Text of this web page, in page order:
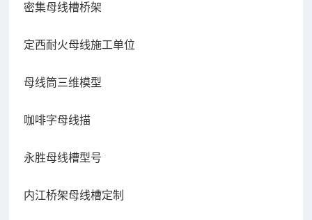
密集母线槽桥架
定西耐火母线施工单位
母线筒三维模型
咖啡字母线描
永胜母线槽型号
内江桥架母线槽定制